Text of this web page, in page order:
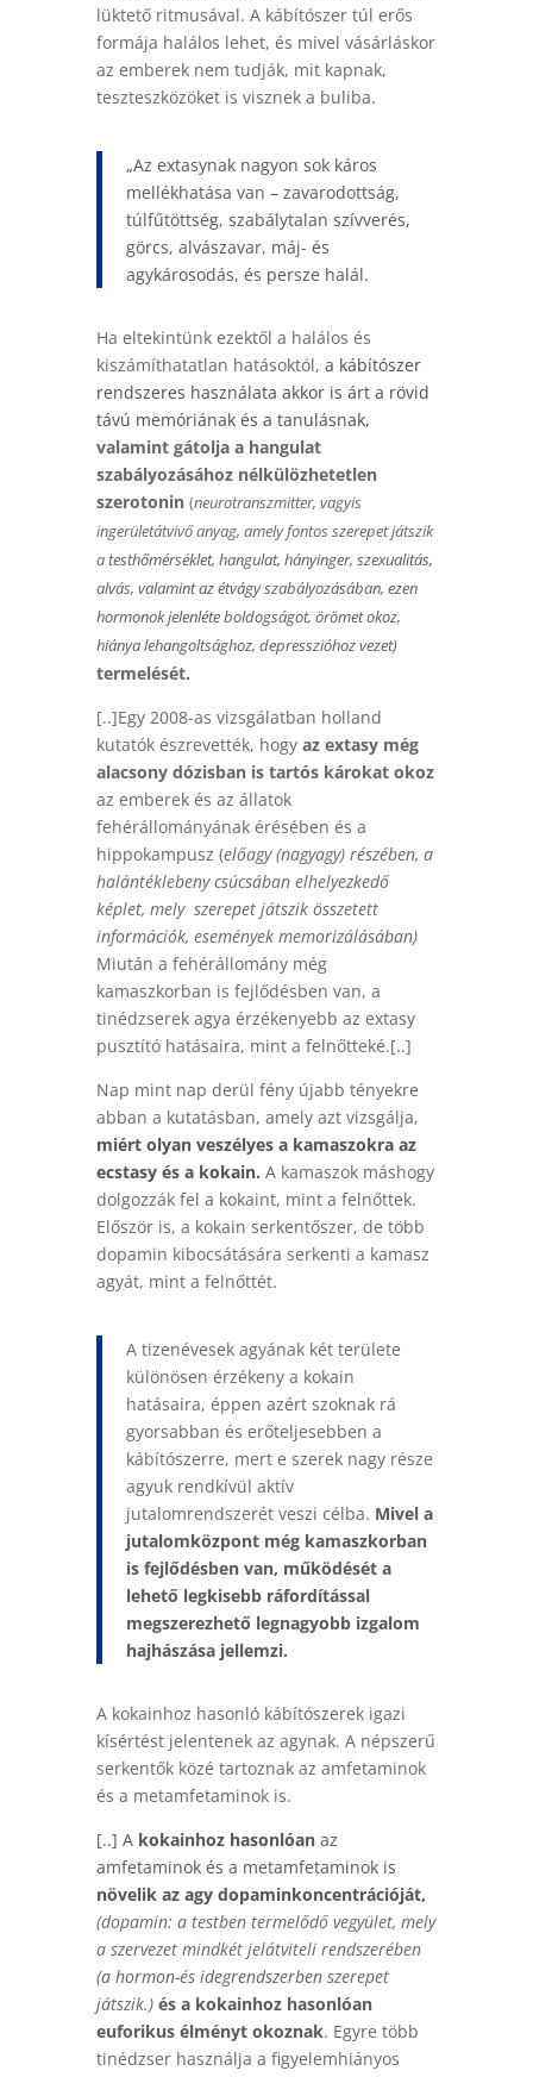
lüktető ritmusával. A kábítószer túl erős
formája halálos lehet, és mivel vásárláskor
az emberek nem tudják, mit kapnak,
teszteszközöket is visznek a buliba.
„Az extasynak nagyon sok káros
mellékhatása van – zavarodottság,
túlfűtöttség, szabálytalan szívverés,
görcs, alvászavar, máj- és
agykárosodás, és persze halál.
Ha eltekintünk ezektől a halálos és
kiszámíthatatlan hatásoktól, a kábítószer
rendszeres használata akkor is árt a rövid
távú memóriának és a tanulásnak,
valamint gátolja a hangulat
szabályozásához nélkülözhetetlen
szerotonin (neurotranszmitter, vagyis
ingerületátvivő anyag, amelyfontos szerepet játszik
atesthőmérséklet, hangulat, hányinger, szexualitás,
alvás, valamint azétvágyszabályozásában, ezen
hormonok jelenléte boldogságot, örömet okoz,
hiánya lehangoltsághoz, depresszióhoz vezet)
termelését.
[..]Egy 2008-as vizsgálatban holland
kutatók észrevették, hogy az extasy még
alacsony dózisban is tartós károkat okoz
az emberek és az állatok
fehérállományának érésében és a
hippokampusz (előagy (nagyagy) részében, a
halántéklebeny csúcsában elhelyezkedő
képlet, mely szerepet játszik összetett
információk, események memorizálásában)
Miután a fehérállomány még
kamaszkorban is fejlődésben van, a
tinédzserek agya érzékenyebb az extasy
pusztító hatásaira, mint a felnőtteké.[..]
Nap mint nap derül fény újabb tényekre
abban a kutatásban, amely azt vizsgálja,
miért olyan veszélyes a kamaszokra az
ecstasy és a kokain. A kamaszok máshogy
dolgozzák fel a kokaint, mint a felnőttek.
Először is, a kokain serkentőszer, de több
dopamin kibocsátására serkenti a kamasz
agyát, mint a felnőttét.
A tizenévesek agyának két területe
különösen érzékeny a kokain
hatásaira, éppen azért szoknak rá
gyorsabban és erőteljesebben a
kábítószerre, mert e szerek nagy része
agyuk rendkívül aktív
jutalomrendszerét veszi célba. Mivel a
jutalomközpont még kamaszkorban
is fejlődésben van, működését a
lehető legkisebb ráfordítással
megszerezhető legnagyobb izgalom
hajhászása jellemzi.
A kokainhoz hasonló kábítószerek igazi
kísértést jelentenek az agynak. A népszerű
serkentők közé tartoznak az amfetaminok
és a metamfetaminok is.
[..] A kokainhoz hasonlóanaz
amfetaminok és a metamfetaminok is
növelik az agy dopaminkoncentrációját,
(dopamin: a testben termelődő vegyület, mely
a szervezet mindkét jelátviteli rendszerében
(a hormon-és idegrendszerbenszerepet
játszik.)és a kokainhoz hasonlóan
euforikus élményt okoznak. Egyre több
tinédzser használja a figyelemhiányos